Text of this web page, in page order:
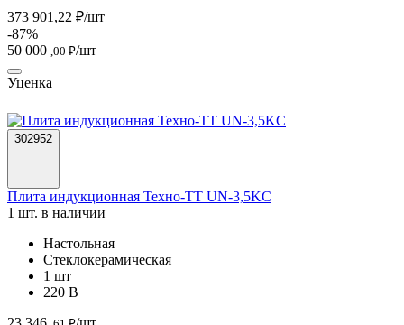
373 901,22 ₽/шт
-87%
50 000 ,00 ₽/шт
Уценка
302952
Плита индукционная Техно-ТТ UN-3,5KC
1 шт. в наличии
Настольная
Стеклокерамическая
1 шт
220 В